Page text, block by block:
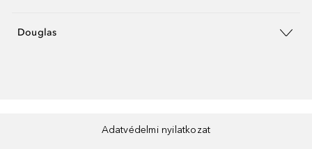
Douglas
Adatvédelmi nyilatkozat